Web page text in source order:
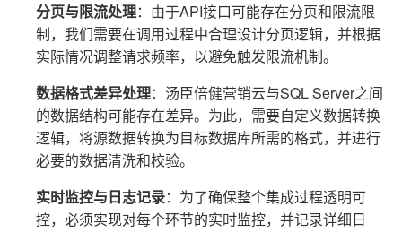
分页与限流处理：由于API接口可能存在分页和限流限
制，我们需要在调用过程中合理设计分页逻辑，并根据
实际情况调整请求频率，以避免触发限流机制。
数据格式差异处理：汤臣倍健营销云与SQL Server之间
的数据结构可能存在差异。为此，需要自定义数据转换
逻辑，将源数据转换为目标数据库所需的格式，并进行
必要的数据清洗和校验。
实时监控与日志记录：为了确保整个集成过程透明可
控，必须实现对每个环节的实时监控，并记录详细日